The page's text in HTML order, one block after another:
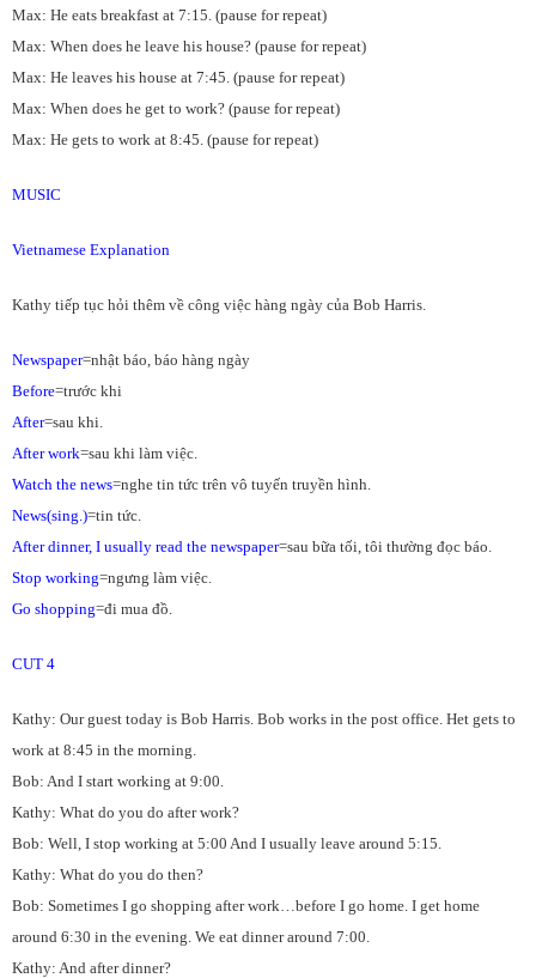
Max: He eats breakfast at 7:15. (pause for repeat)
Max: When does he leave his house? (pause for repeat)
Max: He leaves his house at 7:45. (pause for repeat)
Max: When does he get to work? (pause for repeat)
Max: He gets to work at 8:45. (pause for repeat)
MUSIC
Vietnamese Explanation
Kathy tiếp tục hỏi thêm về công việc hàng ngày của Bob Harris.
Newspaper=nhật báo, báo hàng ngày
Before=trước khi
After=sau khi.
After work=sau khi làm việc.
Watch the news=nghe tin tức trên vô tuyến truyền hình.
News(sing.)=tin tức.
After dinner, I usually read the newspaper=sau bữa tối, tôi thường đọc báo.
Stop working=ngưng làm việc.
Go shopping=đi mua đồ.
CUT 4
Kathy: Our guest today is Bob Harris. Bob works in the post office. Het gets to
work at 8:45 in the morning.
Bob: And I start working at 9:00.
Kathy: What do you do after work?
Bob: Well, I stop working at 5:00 And I usually leave around 5:15.
Kathy: What do you do then?
Bob: Sometimes I go shopping after work…before I go home. I get home
around 6:30 in the evening. We eat dinner around 7:00.
Kathy: And after dinner?